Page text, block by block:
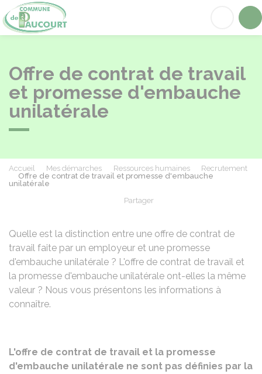
Offre de contrat de travail
et promesse d'embauche
unilatérale
Accueil Mes démarches Ressources humaines
Recrutement
Offre de contrat de travail et promesse d'embauche
unilatérale
Partager
Quelle est la distinction entre une offre de contrat de
travail faite par un employeur et une promesse
d'embauche unilatérale ? L'offre de contrat de travail et
la promesse d'embauche unilatérale ont-elles la même
valeur ? Nous vous présentons les informations à
connaître.
L'offre de contrat de travail et la promesse
d'embauche unilatérale ne sont pas définies par la